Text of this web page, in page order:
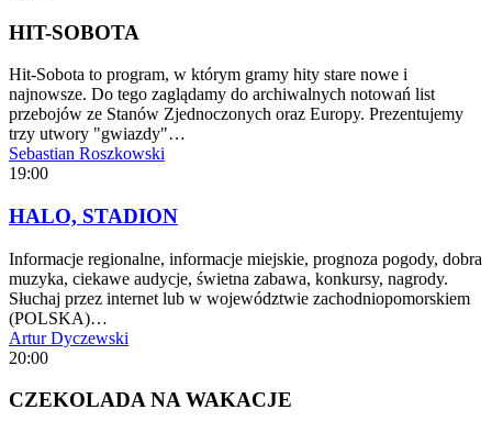
HIT-SOBOTA
Hit-Sobota to program, w którym gramy hity stare nowe i
najnowsze. Do tego zaglądamy do archiwalnych notowań list
przebojów ze Stanów Zjednoczonych oraz Europy. Prezentujemy
trzy utwory "gwiazdy"…
Sebastian Roszkowski
19:00
HALO, STADION
Informacje regionalne, informacje miejskie, prognoza pogody, dobra
muzyka, ciekawe audycje, świetna zabawa, konkursy, nagrody.
Słuchaj przez internet lub w województwie zachodniopomorskiem
(POLSKA)…
Artur Dyczewski
20:00
CZEKOLADA NA WAKACJE